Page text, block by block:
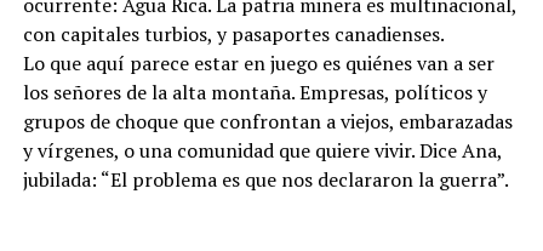
con capitales turbios, y pasaportes canadienses.
Lo que aquí parece estar en juego es quiénes van a ser
los señores de la alta montaña. Empresas, políticos y
grupos de choque que confrontan a viejos, embarazadas
y vírgenes, o una comunidad que quiere vivir. Dice Ana,
jubilada: “El problema es que nos declararon la guerra”.